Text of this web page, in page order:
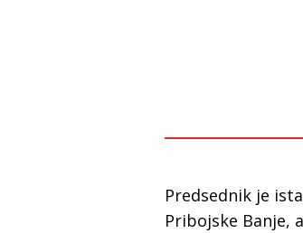
Predsednik je
Pribojske Banje,